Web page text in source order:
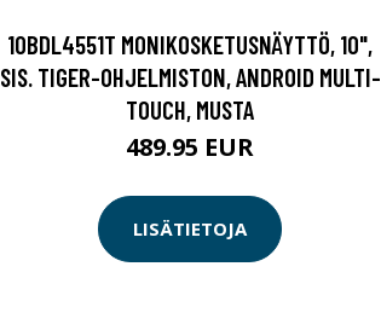
10BDL4551T MONIKOSKETUSNÄYTTÖ, 10",
SIS. TIGER-OHJELMISTON, ANDROID MULTI-
TOUCH, MUSTA
489.95 EUR
LISÄTIETOJA